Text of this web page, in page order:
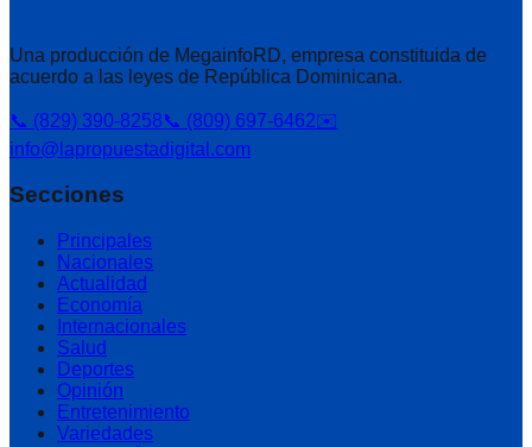
Una producción de MegainfoRD, empresa constituida de
acuerdo a las leyes de República Dominicana.
📞 (829) 390-8258📞 (809) 697-6462✉️
info@lapropuestadigital.com
Secciones
Principales
Nacionales
Actualidad
Economía
Internacionales
Salud
Deportes
Opinión
Entretenimiento
Variedades